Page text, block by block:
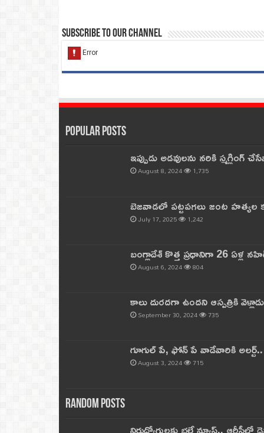
Subscribe to our Channel
Popular Posts
ఇప్పుడు అడవులను నరికి
August 8, 2024 1,735
బెజవాడలో పట్టపగలు జంట
July 17, 2025 1,242
బంగ్లాదేశ్ కొత్త ప్రధానిగా 26 ఏళ్ల
August 6, 2024 804
కాలు దురదగా ఉందని ఆస్పత్రికి
September 30, 2024 735
గూగుల్ పే, ఫోన్ పే వాడేవారికి
August 3, 2024 715
Random Posts